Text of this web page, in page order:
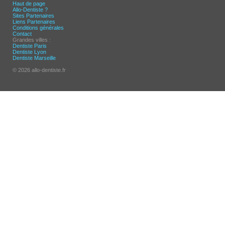
Haut de page
Allo-Dentiste ?
Sites Partenaires
Liens Partenaires
Conditions générales
Contact
Grandes villes :
Dentiste Paris
Dentiste Lyon
Dentiste Marseille
© 2026 allo-dentiste.fr